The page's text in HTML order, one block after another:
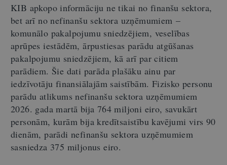
KIB apkopo informāciju ne tikai no finanšu sektora,
bet arī no nefinanšu sektora uzņēmumiem –
komunālo pakalpojumu sniedzējiem, veselības
aprūpes iestādēm, ārpustiesas parādu atgūšanas
pakalpojumu sniedzējiem, kā arī par citiem
parādiem. Šie dati parāda plašāku ainu par
iedzīvotāju finansiālajām saistībām. Fizisko personu
parādu atlikums nefinanšu sektora uzņēmumiem
2026. gada martā bija 764 miljoni eiro, savukārt
personām, kurām bija kredītsaistību kavējumi virs 90
dienām, parādi nefinanšu sektora uzņēmumiem
sasniedza 375 miljonus eiro.